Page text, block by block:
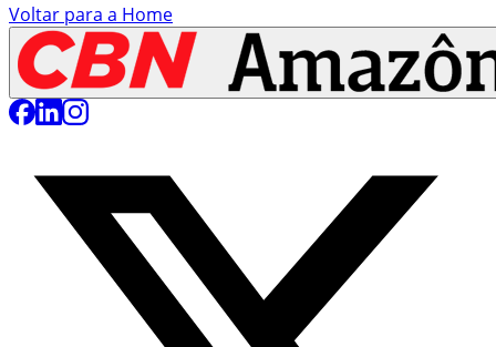
Voltar para a Home